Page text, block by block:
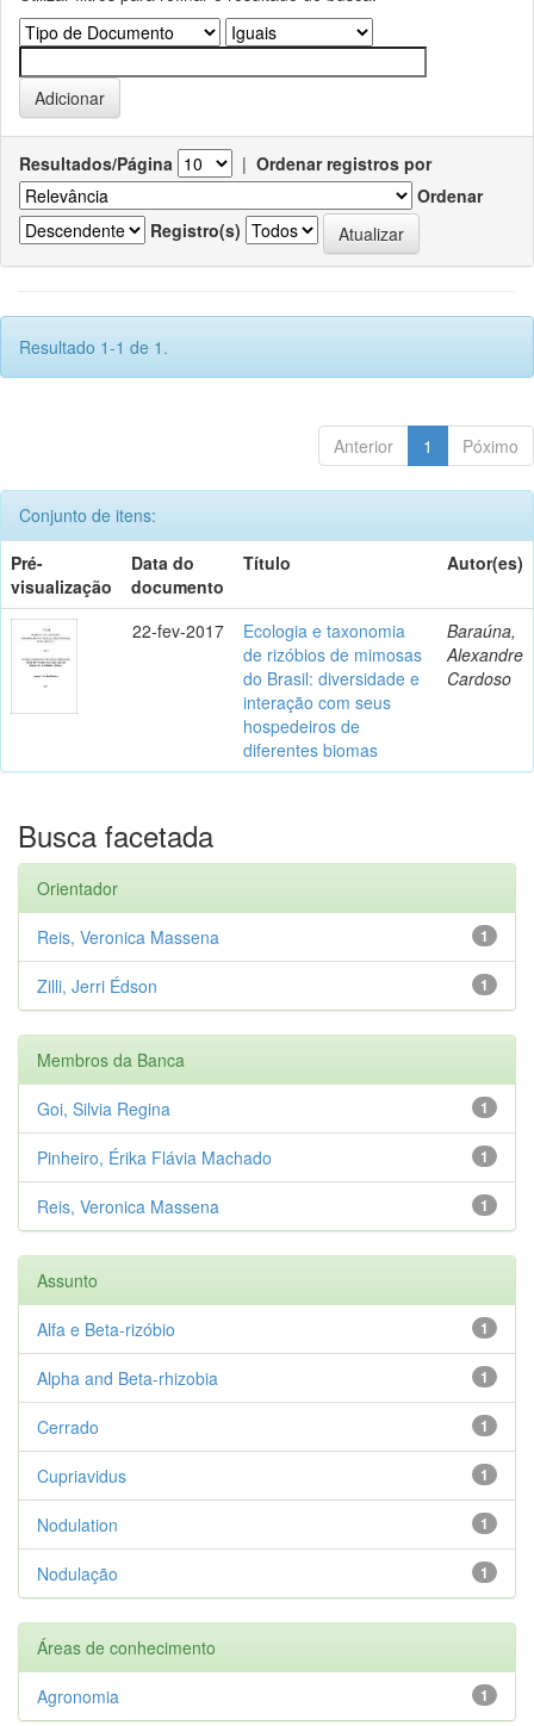
Resultados/Página | Ordenar registros por
Ordenar
Registro(s)
Resultado 1-1 de 1.
Anterior 1 Póximo
Conjunto de itens:
Pré-
visualização
Data do
documento
Título Autor(es)
22-fev-2017
Ecologia e taxonomia
de rizóbios de mimosas
do Brasil: diversidade e
interação com seus
hospedeiros de
diferentes biomas
Baraúna,
Alexandre
Cardoso
Busca facetada
Orientador
1
Reis, Veronica Massena
1
Zilli, Jerri Édson
Membros da Banca
1
Goi, Silvia Regina
1
Pinheiro, Érika Flávia Machado
1
Reis, Veronica Massena
Assunto
1
Alfa e Beta-rizóbio
1
Alpha and Beta-rhizobia
1
Cerrado
1
Cupriavidus
1
Nodulation
1
Nodulação
Áreas de conhecimento
1
Agronomia